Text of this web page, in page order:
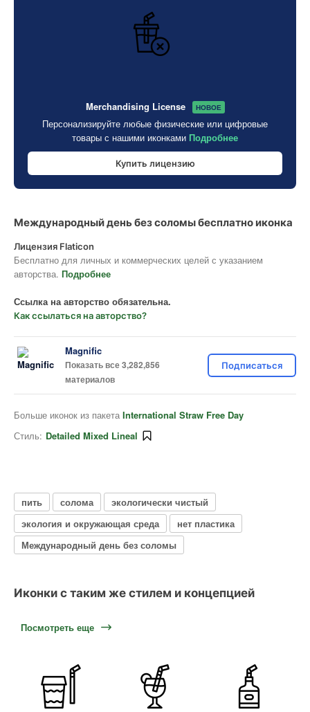
Merchandising License НОВОЕ
Персонализируйте любые физические или цифровые
товары с нашими иконками Подробнее
Купить лицензию
Международный день без соломы бесплатно иконка
Лицензия Flaticon
Бесплатно для личных и коммерческих целей с указанием
авторства. Подробнее
Ссылка на авторство обязательна.
Как ссылаться на авторство?
Magnific
Показать все 3,282,856
материалов
Подписаться
Больше иконок из пакета International Straw Free Day
Стиль: Detailed Mixed Lineal
пить солома
экологически чистый
экология и окружающая среда
нет пластика
Международный день без соломы
Иконки с таким же стилем и концепцией
Посмотреть еще